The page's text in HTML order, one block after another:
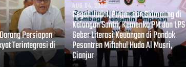
Persiapan
Terintegrasi di
AUG 04, 2026
Cegah Judol, Pinjol, dan Skimming di
Kalangan Santri, Kemenko PM dan LPS
Geber Literasi Keuangan di Pondok
Pesantren Miftahul Huda Al Musri,
Cianjur